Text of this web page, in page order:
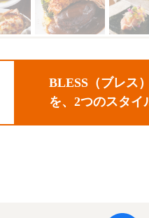
BLESS（ブレス
を、2つのスタイ